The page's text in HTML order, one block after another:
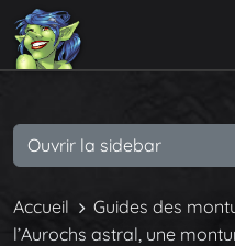
Accueil Guides des
l’Aurochs astral, une
Ouvrir la sidebar